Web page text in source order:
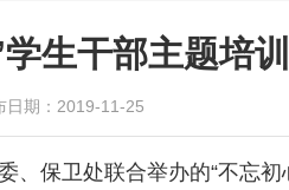
生干部主题培
日期：2019-11-25
、保卫处联合举办的“不忘